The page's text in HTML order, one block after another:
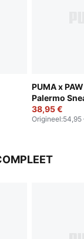
PUMA x
Palermo
Toddlers
38,95 €
Origineel:54,95